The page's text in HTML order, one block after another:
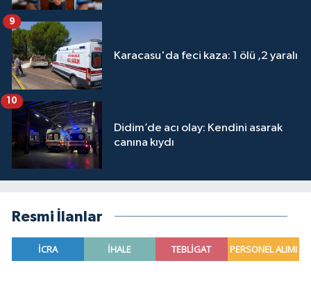
Karacasu'da feci kaza: 1 ölü ,2 yaralı
9
Didim’de acı olay: Kendini asarak
canına kıydı
10
Resmi İlanlar